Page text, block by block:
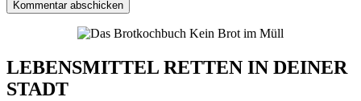
LEBENSMITTEL RETTEN IN DEINER
STADT